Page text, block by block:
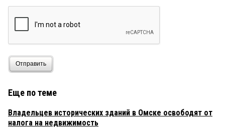
Отправить
Еще по теме
Владельцев исторических зданий в Омске освободят от
налога на недвижимость